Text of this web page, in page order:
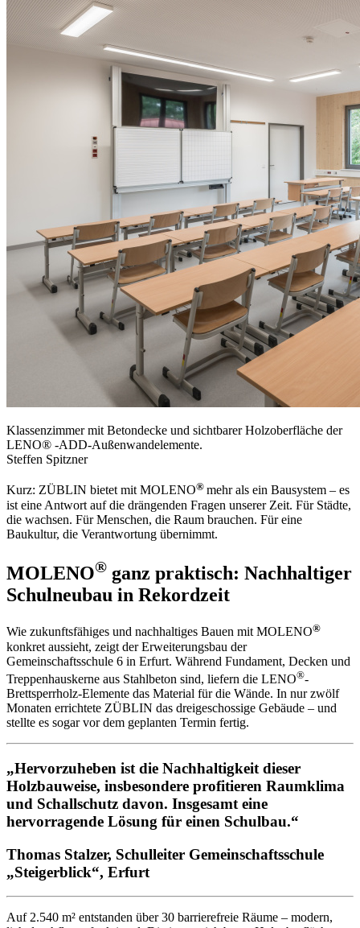
Klassenzimmer mit Betondecke und sichtbarer Holzoberfläche der
LENO® -ADD-Außenwandelemente.
Steffen Spitzner
Kurz: ZÜBLIN bietet mit MOLENO® mehr als ein Bausystem – es
ist eine Antwort auf die drängenden Fragen unserer Zeit. Für Städte,
die wachsen. Für Menschen, die Raum brauchen. Für eine
Baukultur, die Verantwortung übernimmt.
MOLENO® ganz praktisch: Nachhaltiger
Schulneubau in Rekordzeit
Wie zukunftsfähiges und nachhaltiges Bauen mit MOLENO®
konkret aussieht, zeigt der Erweiterungsbau der
Gemeinschaftsschule 6 in Erfurt. Während Fundament, Decken und
Treppenhauskerne aus Stahlbeton sind, liefern die LENO®-
Brettsperrholz-Elemente das Material für die Wände. In nur zwölf
Monaten errichtete ZÜBLIN das dreigeschossige Gebäude – und
stellte es sogar vor dem geplanten Termin fertig.
„Hervorzuheben ist die Nachhaltigkeit dieser
Holzbauweise, insbesondere profitieren Raumklima
und Schallschutz davon. Insgesamt eine
hervorragende Lösung für einen Schulbau.“
Thomas Stalzer, Schulleiter Gemeinschaftsschule
„Steigerblick“, Erfurt
Auf 2.540 m² entstanden über 30 barrierefreie Räume – modern,